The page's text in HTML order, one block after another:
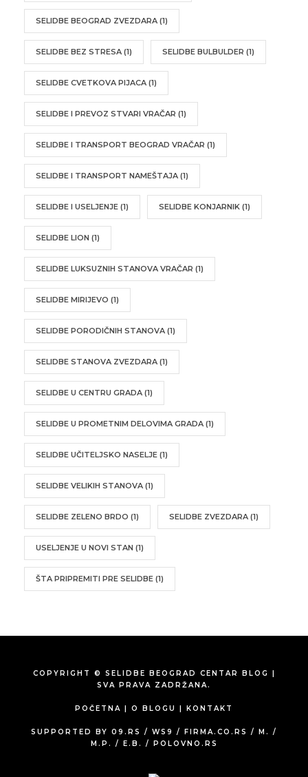
SELIDBE BEOGRAD ZVEZDARA (1)
SELIDBE BEZ STRESA (1) SELIDBE BULBULDER (1)
SELIDBE CVETKOVA PIJACA (1)
SELIDBE I PREVOZ STVARI VRAČAR (1)
SELIDBE I TRANSPORT BEOGRAD VRAČAR (1)
SELIDBE I TRANSPORT NAMEŠTAJA (1)
SELIDBE I USELJENJE (1) SELIDBE KONJARNIK (1)
SELIDBE LION (1)
SELIDBE LUKSUZNIH STANOVA VRAČAR (1)
SELIDBE MIRIJEVO (1)
SELIDBE PORODIČNIH STANOVA (1)
SELIDBE STANOVA ZVEZDARA (1)
SELIDBE U CENTRU GRADA (1)
SELIDBE U PROMETNIM DELOVIMA GRADA (1)
SELIDBE UČITELJSKO NASELJE (1)
SELIDBE VELIKIH STANOVA (1)
SELIDBE ZELENO BRDO (1) SELIDBE ZVEZDARA (1)
USELJENJE U NOVI STAN (1)
ŠTA PRIPREMITI PRE SELIDBE (1)
COPYRIGHT © SELIDBE BEOGRAD CENTAR BLOG |
SVA PRAVA ZADRŽANA.
POČETNA | O BLOGU | KONTAKT
SUPPORTED BY 09.RS / WS9 / FIRMA.CO.RS / M.
/
M.P.
/ E.B. / POLOVNO.RS